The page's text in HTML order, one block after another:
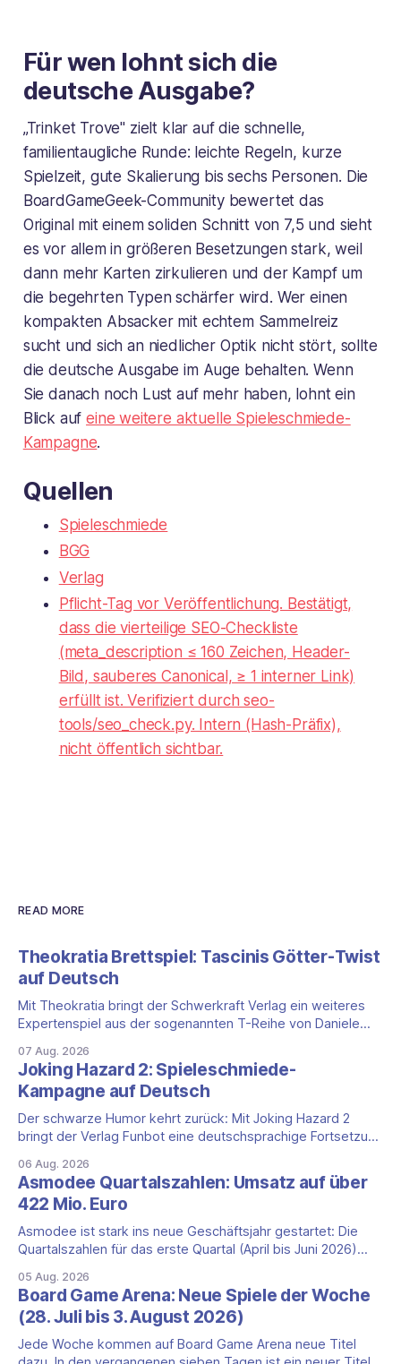
Für wen lohnt sich die
deutsche Ausgabe?
„Trinket Trove" zielt klar auf die schnelle,
familientaugliche Runde: leichte Regeln, kurze
Spielzeit, gute Skalierung bis sechs Personen. Die
BoardGameGeek-Community bewertet das
Original mit einem soliden Schnitt von 7,5 und sieht
es vor allem in größeren Besetzungen stark, weil
dann mehr Karten zirkulieren und der Kampf um
die begehrten Typen schärfer wird. Wer einen
kompakten Absacker mit echtem Sammelreiz
sucht und sich an niedlicher Optik nicht stört, sollte
die deutsche Ausgabe im Auge behalten. Wenn
Sie danach noch Lust auf mehr haben, lohnt ein
Blick aufeine weitere aktuelle Spieleschmiede-
Kampagne.
Quellen
Spieleschmiede
BGG
Verlag
Pflicht-Tag vor Veröffentlichung. Bestätigt,
dass die vierteilige SEO-Checkliste
(meta_description ≤ 160 Zeichen, Header-
Bild, sauberes Canonical, ≥ 1 interner Link)
erfüllt ist. Verifiziert durch seo-
tools/seo_check.py. Intern (Hash-Präfix),
nicht öffentlich sichtbar.
READ MORE
Theokratia Brettspiel: Tascinis Götter-Twist
auf Deutsch
Mit Theokratia bringt der Schwerkraft Verlag ein weiteres
Expertenspiel aus der sogenannten T-Reihe von Daniele
Tekhenu und Tzolk'in gehören. Der Aufhänger ist ein
ungewöhnlicher Perspektivwechsel: Sie steuern nicht die
eigene Zivilisation, sondern eine hochentwickelte
außerirdische Gottheit, die vier
07 Aug. 2026
Joking Hazard 2: Spieleschmiede-
Kampagne auf Deutsch
Der schwarze Humor kehrt zurück: Mit Joking Hazard 2
bringt der Verlag Funbot eine deutschsprachige Fortsetzung
Happiness (Explosm) auf die Spieleschmiede. Wir ordnen
ein, was die Kampagne unter dem Motto „Die fiesen
Comics sind zurück!" bietet und wo sie schweigt.
06 Aug. 2026
Asmodee Quartalszahlen: Umsatz auf über
422 Mio. Euro
Asmodee ist stark ins neue Geschäftsjahr gestartet: Die
Quartalszahlen für das erste Quartal (April bis Juni 2026)
Prozent auf 422,1 Millionen Euro. Getragen wird das
Wachstum weiter von den Sammelkartenspielen, doch
erstmals seit Monaten zeigt auch das klassische
Brettspielgeschäft wieder
05 Aug. 2026
Board Game Arena: Neue Spiele der Woche
(28. Juli bis 3. August 2026)
Jede Woche kommen auf Board Game Arena neue Titel